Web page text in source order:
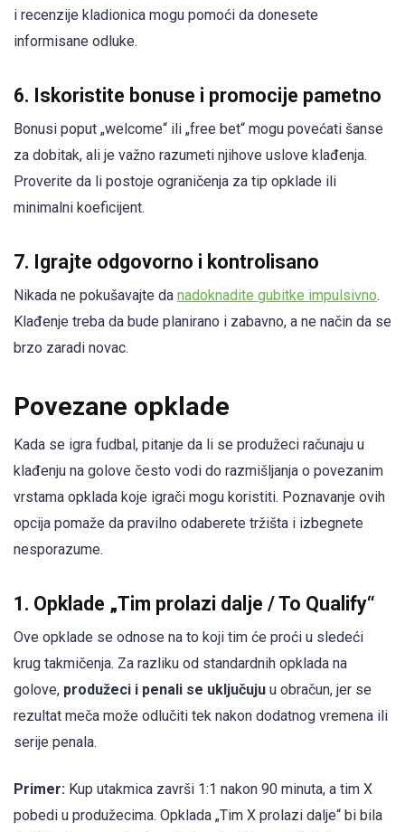
i recenzije kladionica mogu pomoći da donesete
informisane odluke.
6. Iskoristite bonuse i promocije pametno
Bonusi poput „welcome“ ili „free bet“ mogu povećati šanse
za dobitak, ali je važno razumeti njihove uslove klađenja.
Proverite da li postoje ograničenja za tip opklade ili
minimalni koeficijent.
7. Igrajte odgovorno i kontrolisano
Nikada ne pokušavajte da nadoknadite gubitke impulsivno.
Klađenje treba da bude planirano i zabavno, a ne način da se
brzo zaradi novac.
Povezane opklade
Kada se igra fudbal, pitanje da li se produžeci računaju u
klađenju na golove često vodi do razmišljanja o povezanim
vrstama opklada koje igrači mogu koristiti. Poznavanje ovih
opcija pomaže da pravilno odaberete tržišta i izbegnete
nesporazume.
1. Opklade „Tim prolazi dalje / To Qualify“
Ove opklade se odnose na to koji tim će proći u sledeći
krug takmičenja. Za razliku od standardnih opklada na
golove, produžeci i penali se uključuju u obračun, jer se
rezultat meča može odlučiti tek nakon dodatnog vremena ili
serije penala.
Primer: Kup utakmica završi 1:1 nakon 90 minuta, a tim X
pobedi u produžecima. Opklada „Tim X prolazi dalje“ bi bila